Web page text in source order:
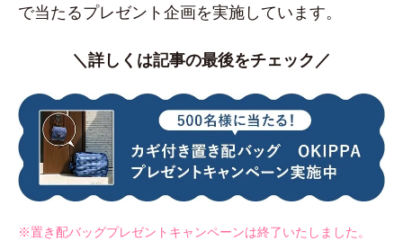
で当たるプレゼント企画を実施しています。
＼詳しくは記事の最後をチェック／
※置き配バッグプレゼントキャンペーンは終了いたしました。